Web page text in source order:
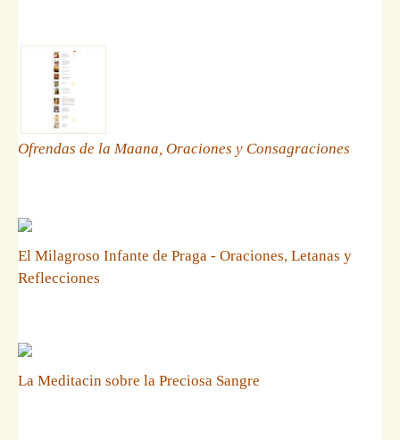
Ofrendas de la Maana, Oraciones y Consagraciones
El Milagroso Infante de Praga - Oraciones, Letanas y
Reflecciones
La Meditacin sobre la Preciosa Sangre